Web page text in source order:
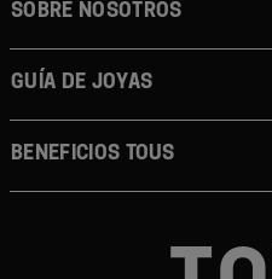
SOBRE NOSOTROS
GUÍA DE JOYAS
BENEFICIOS TOUS